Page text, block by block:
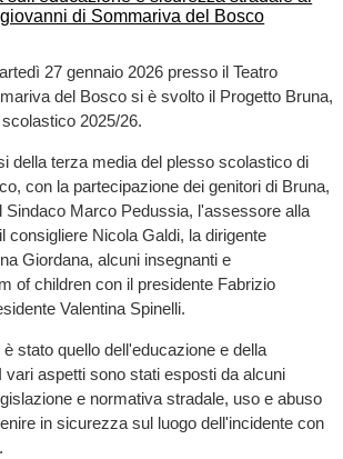
27 gennaio 2026 presso il Teatro
del Bosco si è svolto il Progetto Bruna,
2025/26.
della terza media del plesso scolastico di
con la partecipazione dei genitori di Bruna,
Sindaco Marco Pedussia, l'assessore alla
consigliere Nicola Galdi, la dirigente
Giordana, alcuni insegnanti e
of children con il presidente Fabrizio
Valentina Spinelli.
stato quello dell'educazione e della
aspetti sono stati esposti da alcuni
e normativa stradale, uso e abuso
in sicurezza sul luogo dell'incidente con